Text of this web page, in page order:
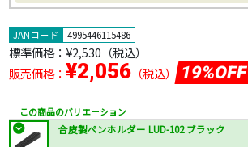
JANコード 4995446115486
標準価格： ¥2,530 （税込）
販売価格： ¥2,056（税込） 19%OFF
この商品のバリエーション
合皮製ペンホルダー LUD-102 ブラック